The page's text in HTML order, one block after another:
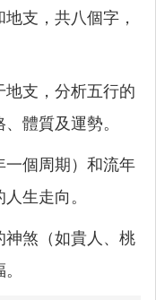
支，共八個字，
支，分析五行的
體質及運勢。
一個周期）和流年
生走向。
神煞（如貴人、桃